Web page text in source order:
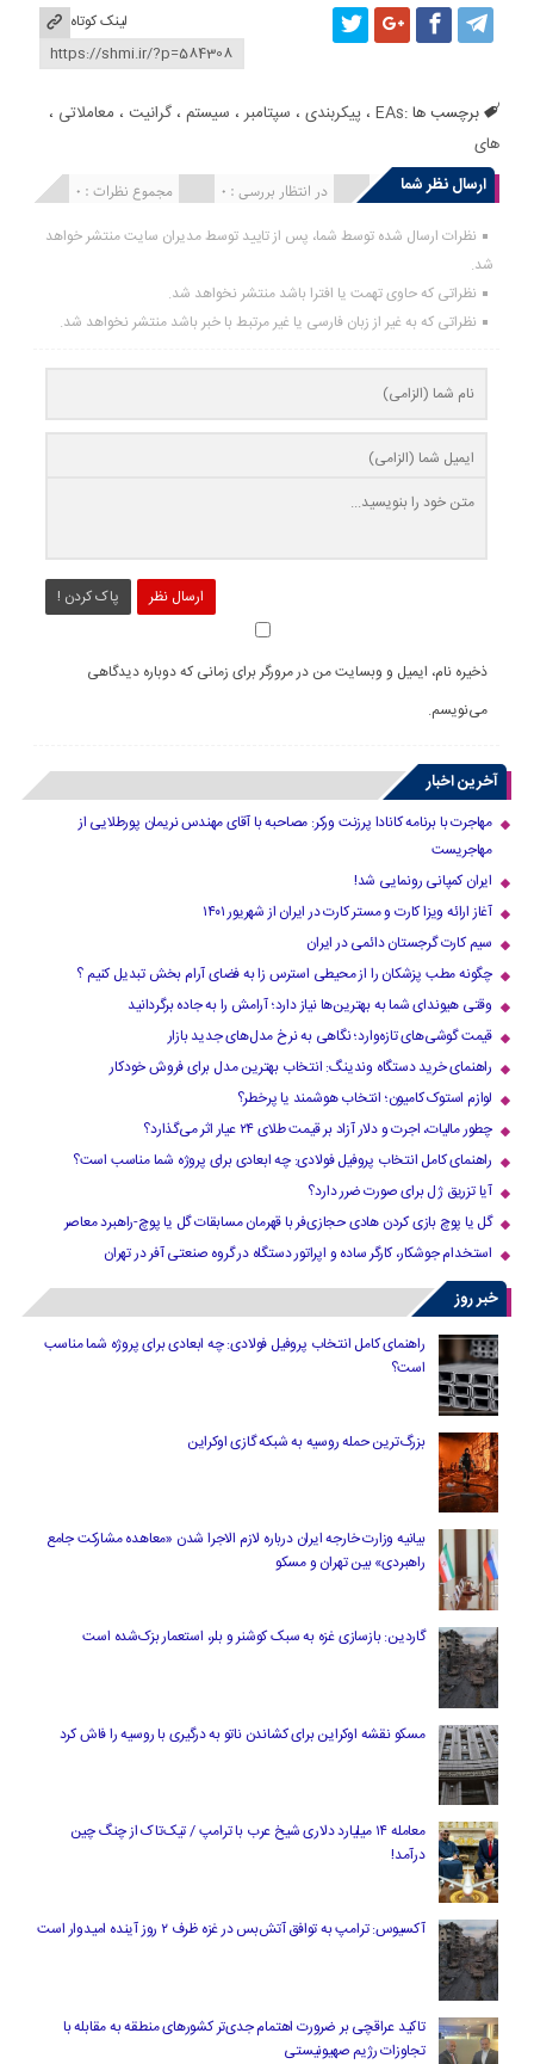
لینک کوتاه
برچسب ها :EAs ،پیکربندی ، سپتامبر ، سیستم ،گرانیت ، معاملاتی ،
های
ارسال نظر شما
مجموع نظرات : 0 در انتظار بررسی : 0 انتشار یافته : 0
نظرات ارسال شده توسط شما، پس از تایید توسط مدیران سایت منتشر خواهد
شد.
نظراتی که حاوی تهمت یا افترا باشد منتشر نخواهد شد.
نظراتی که به غیر از زبان فارسی یا غیر مرتبط با خبر باشد منتشر نخواهد شد.
ارسال نظر پاک کردن !
ذخیره نام، ایمیل و وبسایت من در مرورگر برای زمانی که دوباره دیدگاهی
می‌نویسم.
آخرین اخبار
مهاجرت با برنامه کانادا پرزنت ورکر: مصاحبه با آقای مهندس نریمان پورطلایی از
مهاجریست
ایران کمپانی رونمایی شد!
آغاز ارائه ویزا کارت و مستر کارت در ایران از شهریور ۱۴۰۱
سیم کارت گرجستان دائمی در ایران
چگونه مطب پزشکان را از محیطی استرس زا به فضای آرام بخش تبدیل کنیم ؟
وقتی هیوندای شما به بهترین‌ها نیاز دارد؛ آرامش را به جاده برگردانید
قیمت گوشی‌های تازه‌وارد؛ نگاهی به نرخ مدل‌های جدید بازار
راهنمای خرید دستگاه وندینگ: انتخاب بهترین مدل برای فروش خودکار
لوازم استوک کامیون؛ انتخاب هوشمند یا پرخطر؟
چطور مالیات، اجرت و دلار آزاد بر قیمت طلای ۲۴ عیار اثر می‌گذارد؟
راهنمای کامل انتخاب پروفیل فولادی: چه ابعادی برای پروژه شما مناسب است؟
آیا تزریق ژل برای صورت ضرر دارد​؟
گل یا پوچ بازی کردن هادی حجازی‌فر با قهرمان مسابقات گل یا پوچ-راهبرد معاصر
استخدام جوشکار، کارگر ساده و اپراتور دستگاه در گروه صنعتی آفر در تهران
خبر روز
راهنمای کامل انتخاب پروفیل فولادی: چه ابعادی برای پروژه شما مناسب
است؟
بزرگ‌ترین حمله روسیه به شبکه گازی اوکراین
بیانیه وزارت خارجه ایران درباره لازم‌ الاجرا شدن «معاهده مشارکت جامع
راهبردی» بین تهران و مسکو
گاردین: بازسازی غزه به سبک کوشنر و بلر، استعمار بزک‌شده است
مسکو نقشه اوکراین برای کشاندن ناتو به درگیری با روسیه را فاش کرد
معامله ۱۴ میلیارد دلاری شیخ عرب با ترامپ / تیک‌تاک از چنگ چین
درآمد!
آکسیوس: ترامپ به توافق آتش‌بس در غزه ظرف ۲ روز آینده امیدوار است
تاکید عراقچی بر ضرورت اهتمام جدی‌تر کشورهای منطقه به مقابله با
تجاوزات رژیم صهیونیستی